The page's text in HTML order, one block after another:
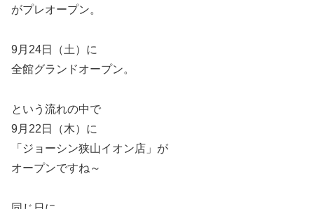
がプレオープン。
9月24日（土）に
全館グランドオープン。
という流れの中で
9月22日（木）に
「ジョーシン狭山イオン店」が
オープンですね～